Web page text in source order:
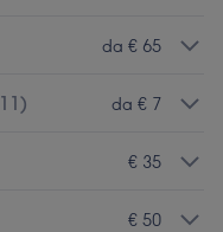
da € 65
11) da € 7
€ 35
€ 50